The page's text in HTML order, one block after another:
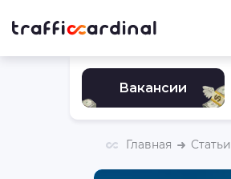
Вакансии
Главная Статьи